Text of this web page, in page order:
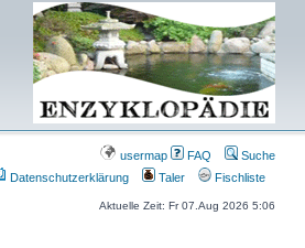
usermap FAQ
Suche
Datenschutzerklärung Taler Fischliste
Aktuelle Zeit: Fr 07.Aug 2026 5:06